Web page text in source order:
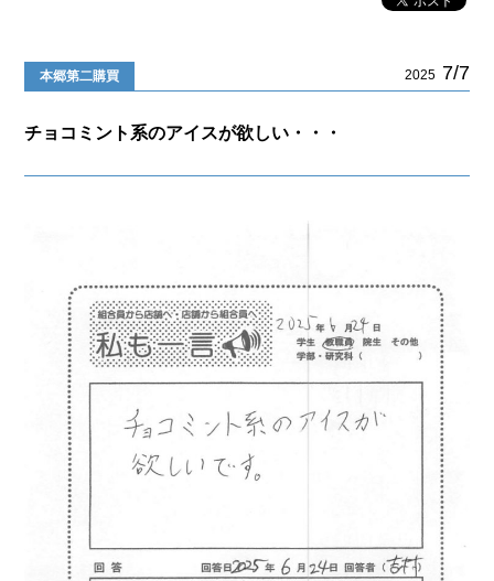
本郷第二購買 2025 7/7
チョコミント系のアイスが欲しい・・・